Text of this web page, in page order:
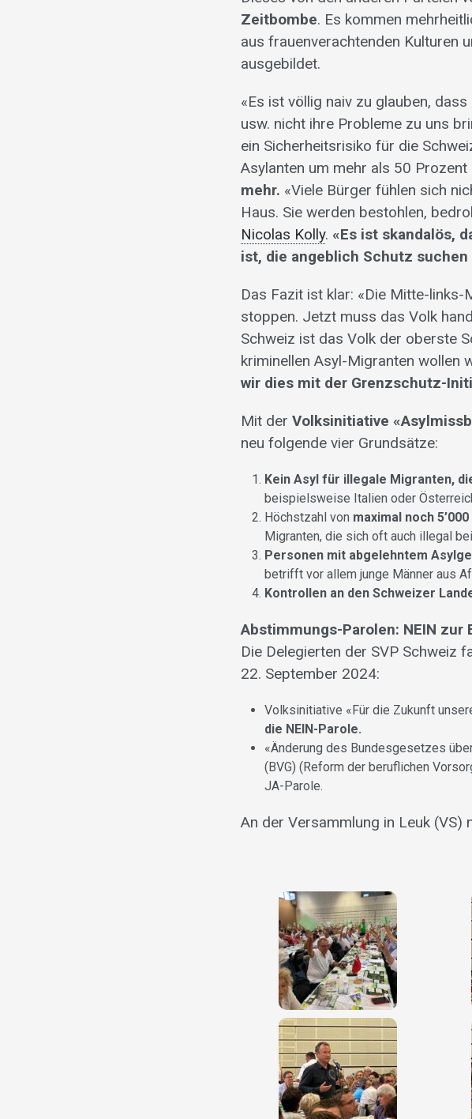
Zeitbombe. Es kommen
aus frauenverachtenden Kulturen
ausgebildet.
«Es ist völlig naiv zu glauben,
usw. nicht ihre Probleme zu uns
ein Sicherheitsrisiko für die
Asylanten um mehr als 50 Prozent
mehr. «Viele Bürger fühlen sich
Haus. Sie werden bestohlen,
Nicolas Kolly.«Es ist skandalös,
ist, die angeblich Schutz
Das Fazit ist klar: «Die Mitte-
stoppen. Jetzt muss das Volk
Schweiz ist das Volk der oberste
kriminellen Asyl-Migranten wollen
wir dies mit der Grenzschutz-
Mit derVolksinitiative
neu folgende vier Grundsätze:
Kein Asyl für illegale Migranten,
beispielsweise Italien oder
Höchstzahl von maximal noch
Migranten, die sich oft auch illegal
Personen mit abgelehntem
betrifft vor allem junge Männer aus
Kontrollen an den Schweizer
Abstimmungs-Parolen: NEIN
Die Delegierten der SVP Schweiz
22. September 2024:
Volksinitiative «Für die Zukunft
die NEIN-Parole.
«Änderung des Bundesgesetzes
(BVG) (Reform der beruflichen
JA-Parole.
An der Versammlung in Leuk (VS)